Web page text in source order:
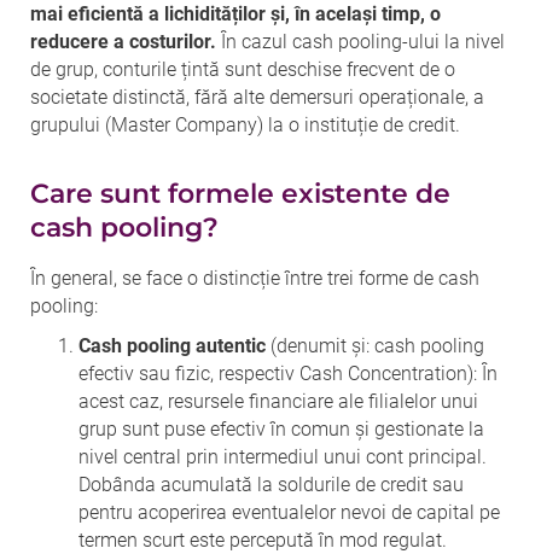
mai eficientă a lichidităților și, în același timp, o
reducere a costurilor. În cazul cash pooling-ului la nivel
de grup, conturile țintă sunt deschise frecvent de o
societate distinctă, fără alte demersuri operaționale, a
grupului (Master Company) la o instituție de credit.
Care sunt formele existente de
cash pooling?
În general, se face o distincție între trei forme de cash
pooling:
Cash pooling autentic (denumit și: cash pooling
efectiv sau fizic, respectiv Cash Concentration): În
acest caz, resursele financiare ale filialelor unui
grup sunt puse efectiv în comun și gestionate la
nivel central prin intermediul unui cont principal.
Dobânda acumulată la soldurile de credit sau
pentru acoperirea eventualelor nevoi de capital pe
termen scurt este percepută în mod regulat.